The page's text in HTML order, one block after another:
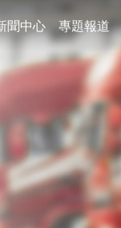
聞中心 專題報道